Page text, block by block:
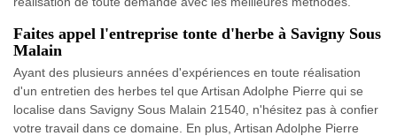
Faites appel l'entreprise tonte d'herbe à Savigny Sous
Malain
Ayant des plusieurs années d'expériences en toute réalisation
d'un entretien des herbes tel que Artisan Adolphe Pierre qui se
localise dans Savigny Sous Malain 21540, n'hésitez pas à confier
votre travail dans ce domaine. En plus, Artisan Adolphe Pierre